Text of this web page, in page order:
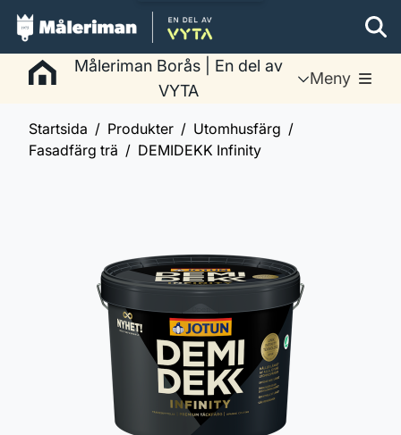
Måleriman Borås | En del av
VYTA
Meny
Startsida Produkter
Utomhusfärg
Fasadfärg trä
DEMIDEKK Infinity